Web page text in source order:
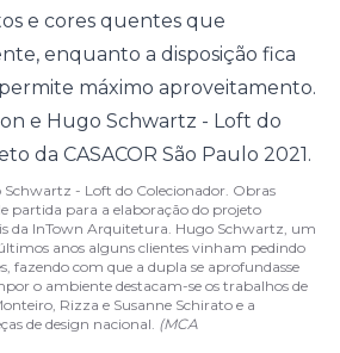
e cores quentes que
enquanto a disposição fica
máximo aproveitamento.
Schwartz - Loft do Colecionador. Obras
partida para a elaboração do projeto
da InTown Arquitetura. Hugo Schwartz, um
anos alguns clientes vinham pedindo
fazendo com que a dupla se aprofundasse
o ambiente destacam-se os trabalhos de
Rizza e Susanne Schirato e a
de design nacional. (MCA